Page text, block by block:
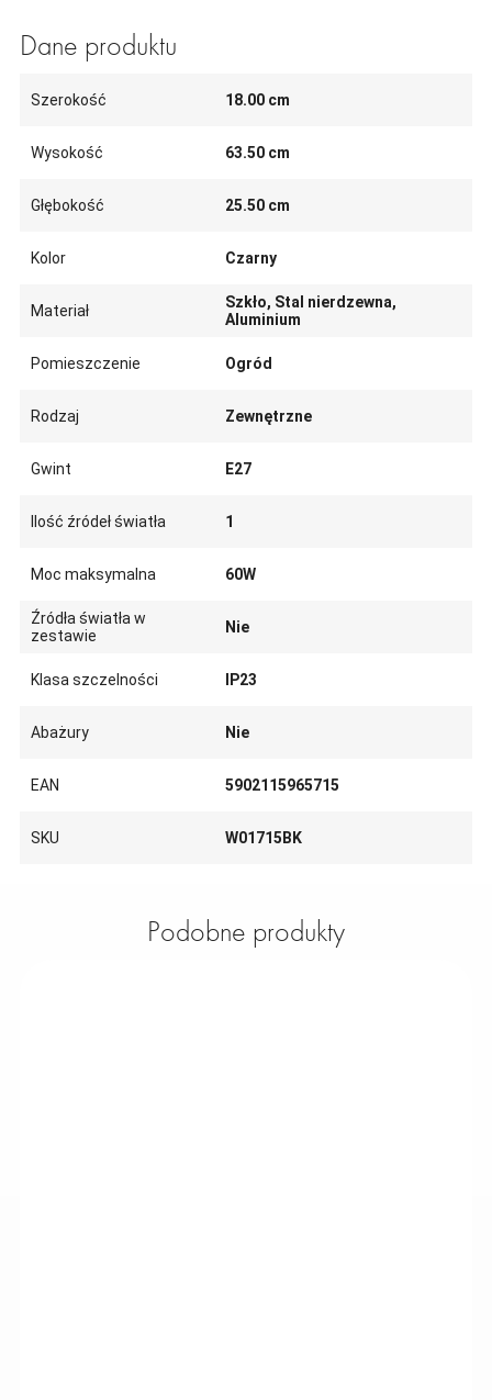
Dane produktu
Szerokość 18.00 cm
Wysokość 63.50 cm
Głębokość 25.50 cm
Kolor Czarny
Materiał
Szkło, Stal nierdzewna,
Aluminium
Pomieszczenie Ogród
Rodzaj Zewnętrzne
Gwint E27
Ilość źródeł światła 1
Moc maksymalna 60W
Źródła światła w
zestawie
Nie
Klasa szczelności IP23
Abażury Nie
EAN 5902115965715
SKU W01715BK
Podobne produkty